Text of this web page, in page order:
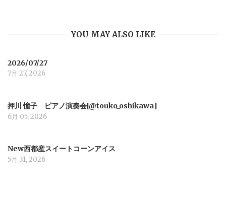
t
i
n
YOU MAY ALSO LIKE
2026/07/27
7月 27, 2026
押川 憧子 ピアノ演奏会[@touko_oshikawa]
6月 05, 2026
New西都産スイートコーンアイス
5月 31, 2026